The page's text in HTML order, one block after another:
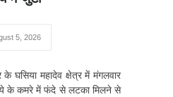
5, 2026
घसिया महादेव क्षेत्र में मंगलवार
के कमरे में फंदे से लटका मिलने से